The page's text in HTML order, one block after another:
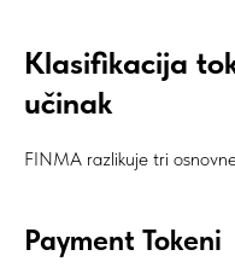
Klasifikacija
učinak
FINMA razlikuje tri
Payment Tokeni